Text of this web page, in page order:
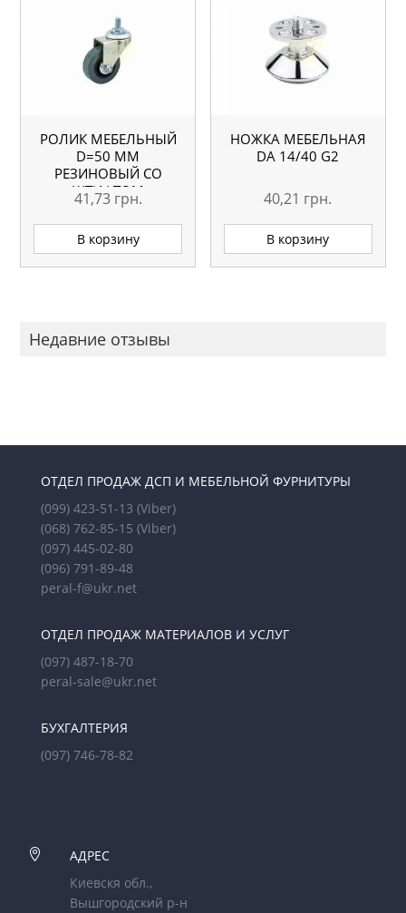
РОЛИК МЕБЕЛЬНЫЙ
D=50 ММ
РЕЗИНОВЫЙ СО
ШТИФТОМ
41,73 грн.
В корзину
НОЖКА МЕБЕЛЬНАЯ
DA 14/40 G2
40,21 грн.
В корзину
Недавние отзывы
ОТДЕЛ ПРОДАЖ ДСП И МЕБЕЛЬНОЙ ФУРНИТУРЫ
(099) 423-51-13 (Viber)
(068) 762-85-15 (Viber)
(097) 445-02-80
(096) 791-89-48
peral-f@ukr.net
ОТДЕЛ ПРОДАЖ МАТЕРИАЛОВ И УСЛУГ
(097) 487-18-70
peral-sale@ukr.net
БУХГАЛТЕРИЯ
(097) 746-78-82

АДРЕС
Киевскя обл.,
Вышгородский р-н